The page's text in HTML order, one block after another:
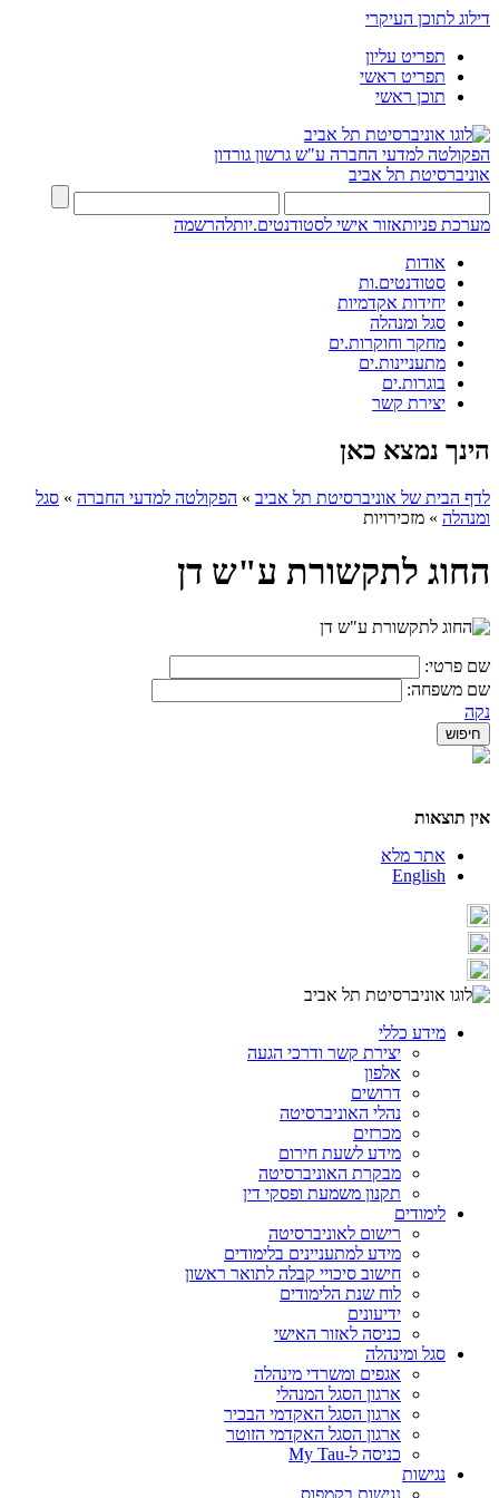
דילוג לתוכן העיקרי
תפריט עליון
תפריט ראשי
תוכן ראשי
הפקולטה למדעי החברה ע"ש גרשון גורדון
אוניברסיטת תל אביב
מערכת פניותאזור אישי לסטודנטים.יותלהרשמה
אודות
סטודנטים.ות
יחידות אקדמיות
סגל ומנהלה
מחקר וחוקרות.ים
מתעניינות.ים
בוגרות.ים
יצירת קשר
הינך נמצא כאן
לדף הבית של אוניברסיטת תל אביב » הפקולטה למדעי החברה » סגל
ומנהלה » מזכירויות
החוג לתקשורת ע"ש דן
שם פרטי:
שם משפחה:
נקה
אין תוצאות
אתר מלא
English
מידע כללי
יצירת קשר ודרכי הגעה
אלפון
דרושים
נהלי האוניברסיטה
מכרזים
מידע לשעת חירום
מבקרת האוניברסיטה
תקנון משמעת ופסקי דין
לימודים
רישום לאוניברסיטה
מידע למתעניינים בלימודים
חישוב סיכויי קבלה לתואר ראשון
לוח שנת הלימודים
ידיעונים
כניסה לאזור האישי
סגל ומינהלה
אגפים ומשרדי מינהלה
ארגון הסגל המנהלי
ארגון הסגל האקדמי הבכיר
ארגון הסגל האקדמי הזוטר
כניסה ל-My Tau
נגישות
נגישות בקמפוס